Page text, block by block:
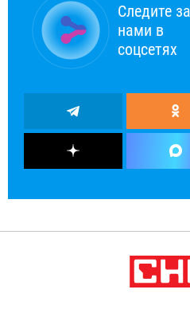
Следите за
нами в
соцсетях